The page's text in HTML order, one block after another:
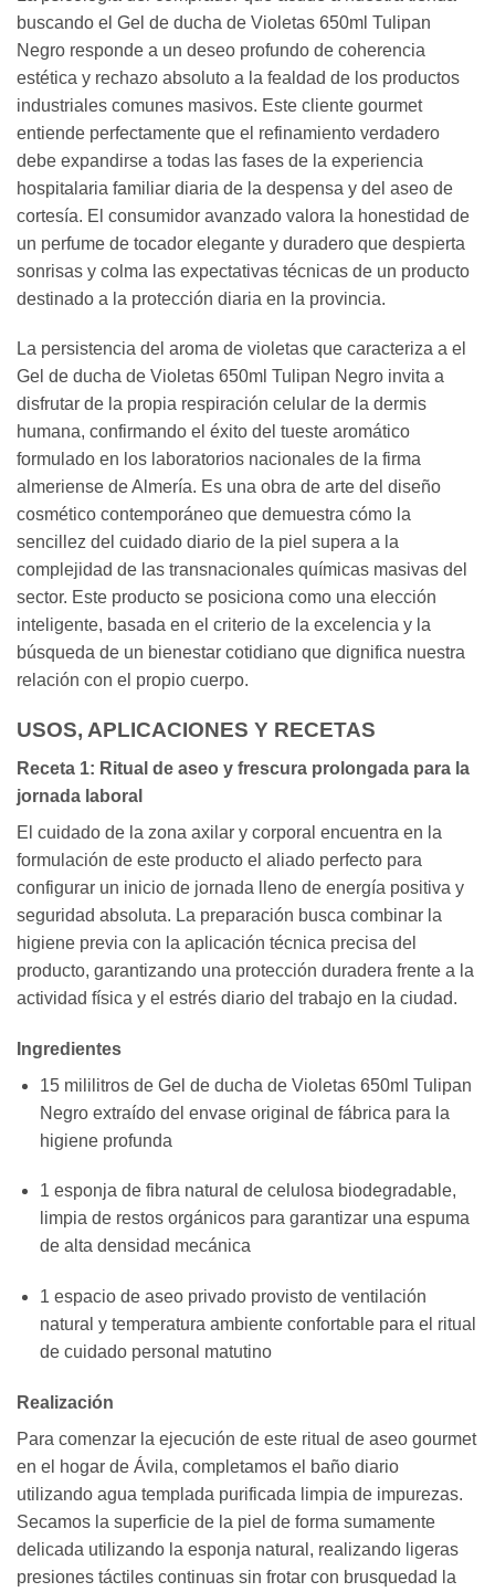
buscando el Gel de ducha de Violetas 650ml Tulipan
Negro responde a un deseo profundo de coherencia
estética y rechazo absoluto a la fealdad de los productos
industriales comunes masivos. Este cliente gourmet
entiende perfectamente que el refinamiento verdadero
debe expandirse a todas las fases de la experiencia
hospitalaria familiar diaria de la despensa y del aseo de
cortesía. El consumidor avanzado valora la honestidad de
un perfume de tocador elegante y duradero que despierta
sonrisas y colma las expectativas técnicas de un producto
destinado a la protección diaria en la provincia.
La persistencia del aroma de violetas que caracteriza a el
Gel de ducha de Violetas 650ml Tulipan Negro invita a
disfrutar de la propia respiración celular de la dermis
humana, confirmando el éxito del tueste aromático
formulado en los laboratorios nacionales de la firma
almeriense de Almería. Es una obra de arte del diseño
cosmético contemporáneo que demuestra cómo la
sencillez del cuidado diario de la piel supera a la
complejidad de las transnacionales químicas masivas del
sector. Este producto se posiciona como una elección
inteligente, basada en el criterio de la excelencia y la
búsqueda de un bienestar cotidiano que dignifica nuestra
relación con el propio cuerpo.
USOS, APLICACIONES Y RECETAS
Receta 1: Ritual de aseo y frescura prolongada para la
jornada laboral
El cuidado de la zona axilar y corporal encuentra en la
formulación de este producto el aliado perfecto para
configurar un inicio de jornada lleno de energía positiva y
seguridad absoluta. La preparación busca combinar la
higiene previa con la aplicación técnica precisa del
producto, garantizando una protección duradera frente a la
actividad física y el estrés diario del trabajo en la ciudad.
Ingredientes
15 mililitros de Gel de ducha de Violetas 650ml Tulipan
Negro extraído del envase original de fábrica para la
higiene profunda
1 esponja de fibra natural de celulosa biodegradable,
limpia de restos orgánicos para garantizar una espuma
de alta densidad mecánica
1 espacio de aseo privado provisto de ventilación
natural y temperatura ambiente confortable para el ritual
de cuidado personal matutino
Realización
Para comenzar la ejecución de este ritual de aseo gourmet
en el hogar de Ávila, completamos el baño diario
utilizando agua templada purificada limpia de impurezas.
Secamos la superficie de la piel de forma sumamente
delicada utilizando la esponja natural, realizando ligeras
presiones táctiles continuas sin frotar con brusquedad la